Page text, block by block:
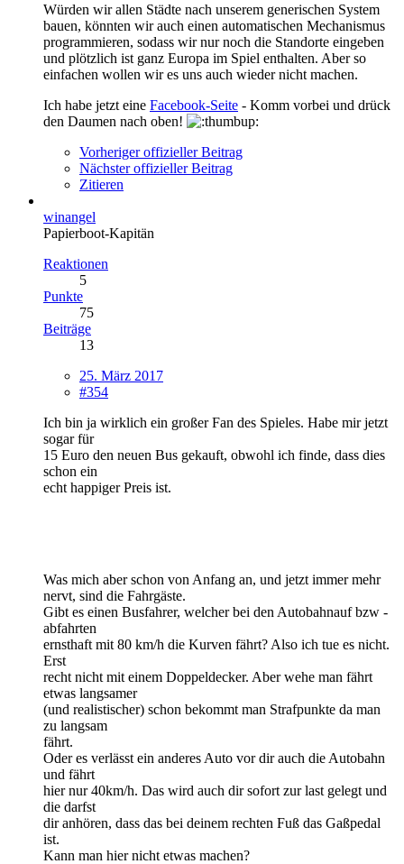
Würden wir allen Städte nach unserem generischen System
bauen, könnten wir auch einen automatischen Mechanismus
programmieren, sodass wir nur noch die Standorte eingeben
und plötzlich ist ganz Europa im Spiel enthalten. Aber so
einfachen wollen wir es uns auch wieder nicht machen.
Ich habe jetzt eine Facebook-Seite - Komm vorbei und drück
den Daumen nach oben!
Vorheriger offizieller Beitrag
Nächster offizieller Beitrag
Zitieren
winangel
Papierboot-Kapitän
Reaktionen
5
Punkte
75
Beiträge
13
25. März 2017
#354
Ich bin ja wirklich ein großer Fan des Spieles. Habe mir jetzt
sogar für
15 Euro den neuen Bus gekauft, obwohl ich finde, dass dies
schon ein
echt happiger Preis ist.
Was mich aber schon von Anfang an, und jetzt immer mehr
nervt, sind die Fahrgäste.
Gibt es einen Busfahrer, welcher bei den Autobahnauf bzw -
abfahrten
ernsthaft mit 80 km/h die Kurven fährt? Also ich tue es nicht.
Erst
recht nicht mit einem Doppeldecker. Aber wehe man fährt
etwas langsamer
(und realistischer) schon bekommt man Strafpunkte da man
zu langsam
fährt.
Oder es verlässt ein anderes Auto vor dir auch die Autobahn
und fährt
hier nur 40km/h. Das wird auch dir sofort zur last gelegt und
die darfst
dir anhören, dass das bei deinem rechten Fuß das Gaßpedal
ist.
Kann man hier nicht etwas machen?